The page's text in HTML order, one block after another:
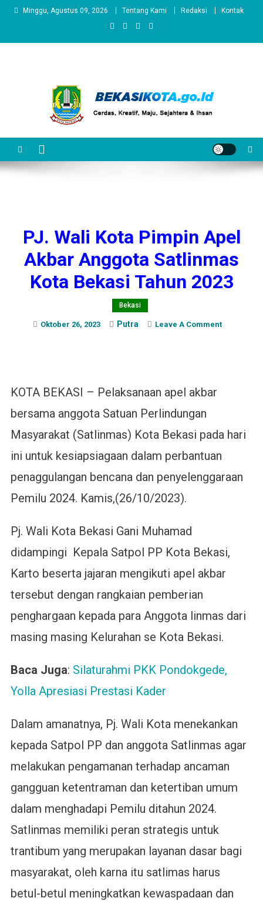
Skip
Minggu, Agustus 09, 2026 Tentang Kami Redaksi Kontak
PJ. Wali Kota Pimpin Apel
Akbar Anggota Satlinmas
Kota Bekasi Tahun 2023
Bekasi
Oktober 26, 2023 Putra Leave A CommentOn
Satlinmas
Bekasi
Tahun
KOTA BEKASI – Pelaksanaan apel akbar
bersama anggota Satuan Perlindungan
Masyarakat (Satlinmas) Kota Bekasi pada hari
ini untuk kesiapsiagaan dalam perbantuan
penaggulangan bencana dan penyelenggaraan
Pemilu 2024. Kamis,(26/10/2023).
Pj. Wali Kota Bekasi Gani Muhamad
didampingi Kepala Satpol PP Kota Bekasi,
Karto beserta jajaran mengikuti apel akbar
tersebut dengan rangkaian pemberian
penghargaan kepada para Anggota linmas dari
masing masing Kelurahan se Kota Bekasi.
Baca Juga: Silaturahmi PKK Pondokgede,
Yolla Apresiasi Prestasi Kader
Dalam amanatnya, Pj. Wali Kota menekankan
kepada Satpol PP dan anggota Satlinmas agar
melakukan pengamanan terhadap ancaman
gangguan ketentraman dan ketertiban umum
dalam menghadapi Pemilu ditahun 2024.
Satlinmas memiliki peran strategis untuk
trantibum yang merupakan layanan dasar bagi
masyarakat, oleh karna itu satlimas harus
betul-betul meningkatkan kewaspadaan dan